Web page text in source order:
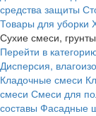
средства защиты
Товары для уборки
Сухие смеси, грунты
Перейти в
Дисперсия,
Кладочные смеси
смеси Смеси для
составы Фасадные